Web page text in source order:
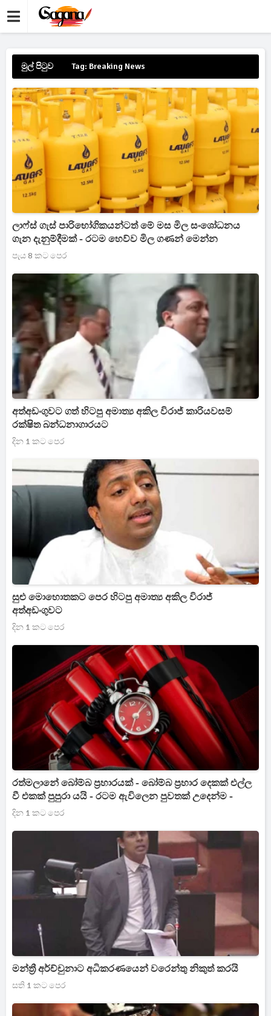
මුල් පිටුව Tag: Breaking News
ලාෆ්ස් ගැස් පාරිභෝගිකයන්ටත් මේ මස මිල සංශෝධනය
ගැන දැනුම්දීමක් - රටම හෙව්ව මිල ගණන් මෙන්න
පැය 8 කට පෙර
අත්අඩංගුවට ගත් හිටපු අමාත්‍ය අකිල විරාජ් කාරියවසම්
රක්ෂිත බන්ධනාගාරයට
දින 1 කට පෙර
සුළු මොහොතකට පෙර හිටපු අමාත්‍ය අකිල විරාජ්
අත්අඩංගුවට
දින 1 කට පෙර
රත්මලානේ බෝම්බ ප්‍රහාරයක් - බෝම්බ ප්‍රහාර දෙකක් එල්ල
වී එකක් පුපුරා යයි - රටම ඇවිලෙන පුවතක් උදෙන්ම -
දින 1 කට පෙර
මන්ත්‍රී අර්ච්චුනාට අධිකරණයෙන් වරෙන්තු නිකුත් කරයි
සති 1 කට පෙර